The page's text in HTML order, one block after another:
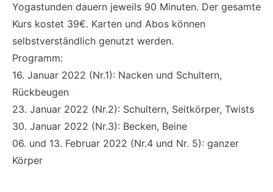
Yogastunden dauern jeweils 90 Minuten. Der gesamte
Kurs kostet 39€. Karten und Abos können
selbstverständlich genutzt werden.
Programm:
16. Januar 2022 (Nr.1): Nacken und Schultern,
Rückbeugen
23. Januar 2022 (Nr.2): Schultern, Seitkörper, Twists
30. Januar 2022 (Nr.3): Becken, Beine
06. und 13. Februar 2022 (Nr.4 und Nr. 5): ganzer
Körper